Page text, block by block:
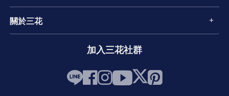
關於三花
加入三花社群